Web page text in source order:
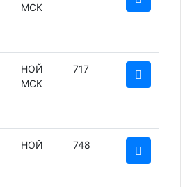
МСК
НОЙ
МСК
717
НОЙ 748